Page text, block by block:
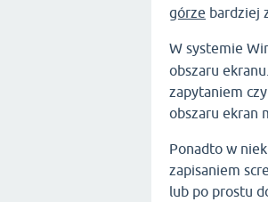
górze bardziej
W systemie
obszaru
zapytaniem
obszaru ekran
Ponadto w
zapisaniem
lub po prostu